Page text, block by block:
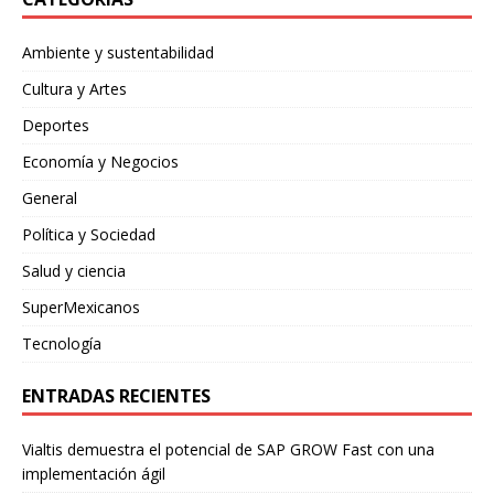
Ambiente y sustentabilidad
Cultura y Artes
Deportes
Economía y Negocios
General
Política y Sociedad
Salud y ciencia
SuperMexicanos
Tecnología
ENTRADAS RECIENTES
Vialtis demuestra el potencial de SAP GROW Fast con una
implementación ágil